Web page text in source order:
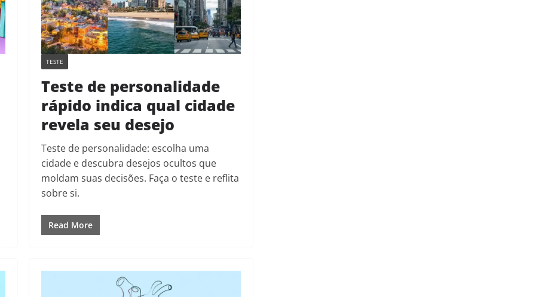
TESTE
Teste de personalidade
rápido indica qual cidade
revela seu desejo
Teste de personalidade: escolha uma
cidade e descubra desejos ocultos que
moldam suas decisões. Faça o teste e reflita
sobre si.
Read More